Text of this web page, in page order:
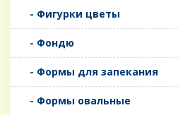
- Фигурки цветы
- Фондю
- Формы для запекания
- Формы овальные